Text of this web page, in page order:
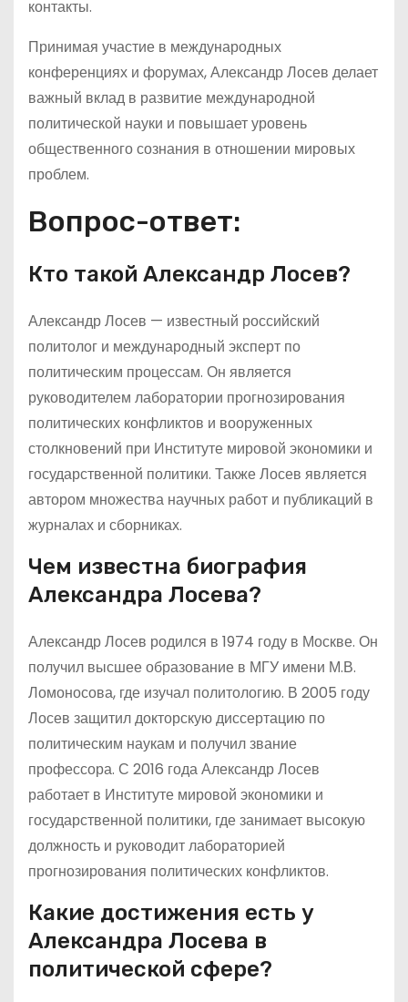
контакты.
Принимая участие в международных
конференциях и форумах, Александр Лосев делает
важный вклад в развитие международной
политической науки и повышает уровень
общественного сознания в отношении мировых
проблем.
Вопрос-ответ:
Кто такой Александр Лосев?
Александр Лосев — известный российский
политолог и международный эксперт по
политическим процессам. Он является
руководителем лаборатории прогнозирования
политических конфликтов и вооруженных
столкновений при Институте мировой экономики и
государственной политики. Также Лосев является
автором множества научных работ и публикаций в
журналах и сборниках.
Чем известна биография
Александра Лосева?
Александр Лосев родился в 1974 году в Москве. Он
получил высшее образование в МГУ имени М.В.
Ломоносова, где изучал политологию. В 2005 году
Лосев защитил докторскую диссертацию по
политическим наукам и получил звание
профессора. С 2016 года Александр Лосев
работает в Институте мировой экономики и
государственной политики, где занимает высокую
должность и руководит лабораторией
прогнозирования политических конфликтов.
Какие достижения есть у
Александра Лосева в
политической сфере?